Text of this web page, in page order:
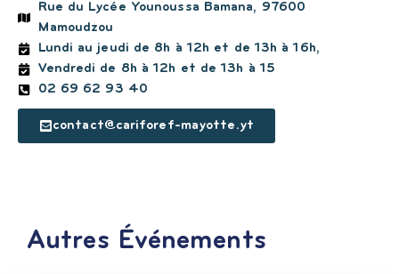
Rue du Lycée Younoussa Bamana, 97600
Mamoudzou
Lundi au jeudi de 8h à 12h et de 13h à 16h,
Vendredi de 8h à 12h et de 13h à 15
02 69 62 93 40
contact@cariforef-mayotte.yt
Autres Événements